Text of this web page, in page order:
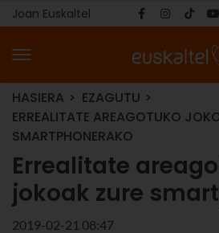
Joan Euskaltel
HASIERA
EZAGUTU
ERREALITATE AREAGOTUKO
SMARTPHONERAKO
Errealitate
jokoak zure
2019-02-21 08:47